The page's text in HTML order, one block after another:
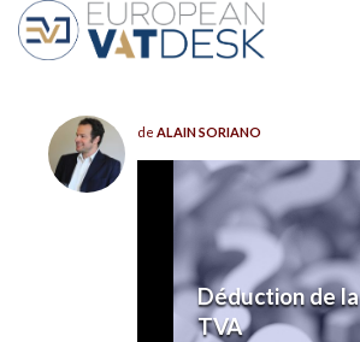
de ALAIN SORIANO
Déduction de la
TVA